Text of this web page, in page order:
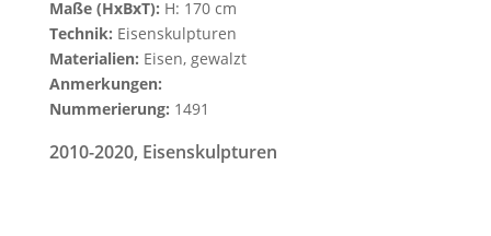
Maße (HxBxT): H: 170 cm
Technik: Eisenskulpturen
Materialien: Eisen, gewalzt
Anmerkungen:
Nummerierung: 1491
2010-2020, Eisenskulpturen